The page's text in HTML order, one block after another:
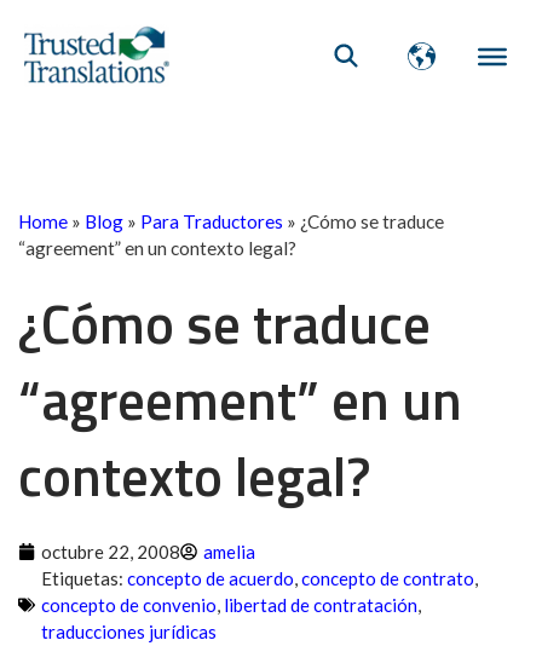
Home » Blog » Para Traductores » ¿Cómo se traduce
“agreement” en un contexto legal?
¿Cómo se traduce
“agreement” en un
contexto legal?
octubre 22, 2008
amelia
Etiquetas: concepto de acuerdo,concepto de contrato,
concepto de convenio, libertad de contratación,
traducciones jurídicas